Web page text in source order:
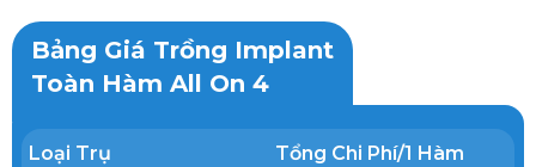
Bảng Giá Trồng Implant
Toàn Hàm All On 4
Loại Trụ
Tổng Chi Phí/1 Hàm